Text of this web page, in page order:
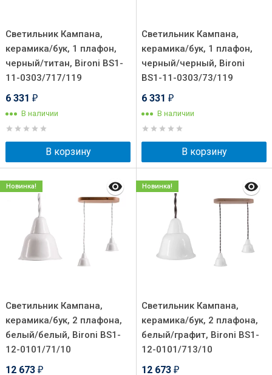
Светильник Кампана,
керамика/бук, 1 плафон,
черный/титан, Bironi BS1-
11-0303/717/119
6 331 ₽
В наличии
В корзину
Светильник Кампана,
керамика/бук, 1 плафон,
черный/черный, Bironi
BS1-11-0303/73/119
6 331 ₽
В наличии
В корзину
Светильник Кампана,
керамика/бук, 2 плафона,
белый/белый, Bironi BS1-
12-0101/71/10
12 673 ₽
Новинка!
Светильник Кампана,
керамика/бук, 2 плафона,
белый/графит, Bironi BS1-
12-0101/713/10
12 673 ₽
Новинка!